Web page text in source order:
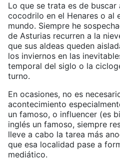
Lo que se trata es de buscar
cocodrilo en el Henares o al
mundo. Siempre he
de Asturias recurren a la
que sus aldeas queden
los inviernos en las
temporal del siglo o la
turno.
En ocasiones, no es
acontecimiento
un famoso, o influencer (es
inglés un famoso, siempre
lleve a cabo la tarea más
que esa localidad pase a
mediático.